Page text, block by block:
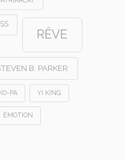
RÊVE
B. PARKER
PA YI KING
ÉMOTION